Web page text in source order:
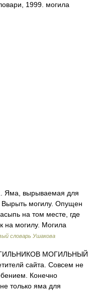
1999. могила
вырываемая для
Вырыть могилу. Опущен
на том месте, где
на могилу. Могила
словарь Ушакова
МОГИЛЬНЫЙ
сайта. Совсем не
Конечно
только яма для